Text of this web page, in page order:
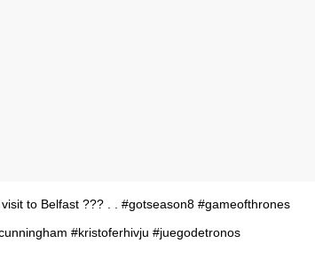
to Belfast ??? . . #gotseason8 #gameofthrones
#kristoferhivju #juegodetronos